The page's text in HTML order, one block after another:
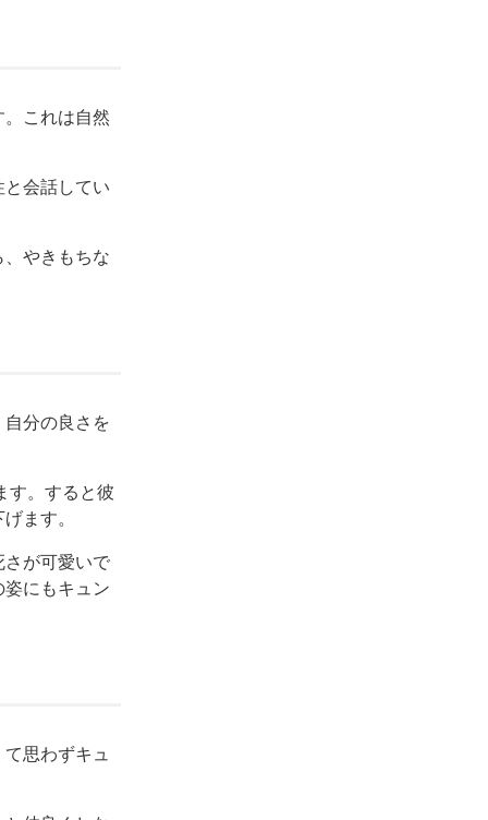
これは自然
会話してい
やきもちな
分の良さを
す。すると彼
ます。
さが可愛いで
にもキュン
思わずキュ